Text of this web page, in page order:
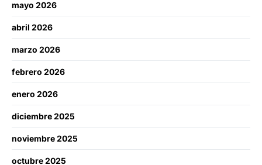
mayo 2026
abril 2026
marzo 2026
febrero 2026
enero 2026
diciembre 2025
noviembre 2025
octubre 2025